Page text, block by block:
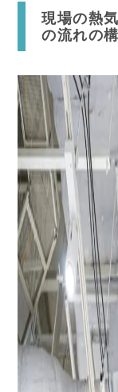
現場の熱
の流れの